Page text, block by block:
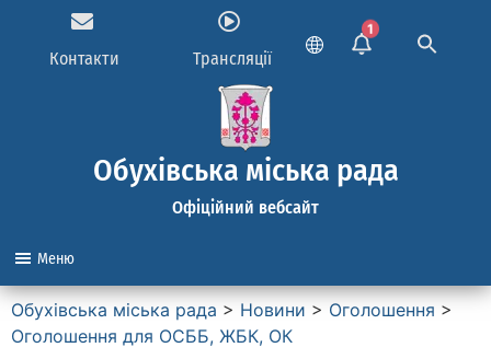
Контакти Трансляції
1
Обухівська міська рада
Офіційний вебсайт
Меню
Обухівська міська рада > Новини > Оголошення >
Оголошення для ОСББ, ЖБК, ОК